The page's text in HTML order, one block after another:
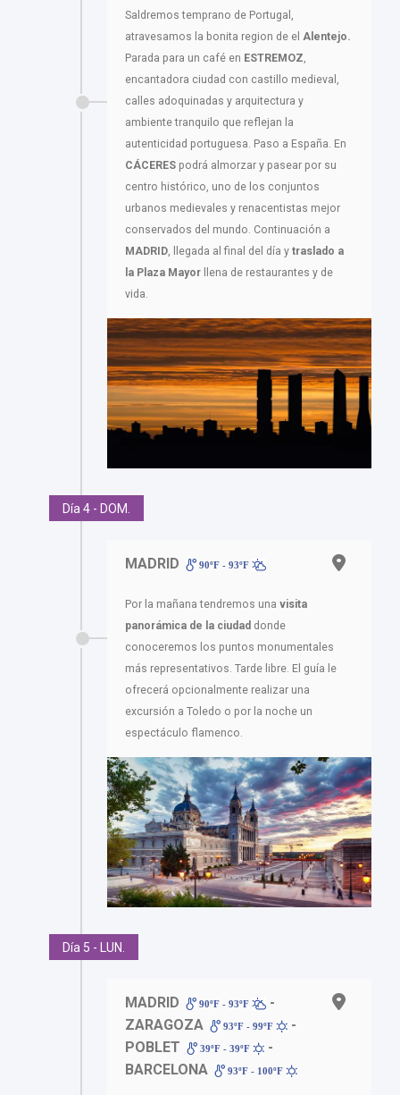
Saldremos temprano de Portugal,
atravesamos la bonita region de el Alentejo.
Parada para un café en ESTREMOZ
encantadora ciudad con castillo medieval,
calles adoquinadas y arquitectura y
ambiente tranquilo que reflejan la
autenticidad portuguesa. Paso a España. En
CÁCERES podrá almorzar y pasear por su
centro histórico, uno de los conjuntos
urbanos medievales y renacentistas mejor
conservados del mundo. Continuación a
MADRID , llegada al final del día y traslado a
la Plaza Mayor llena de restaurantes y de
vida.
Día 4 - DOM.
MADRID 90ºF - 93ºF
Por la mañana tendremos una visita
panorámica de la ciudad donde
conoceremos los puntos monumentales
más representativos. Tarde libre. El guía le
ofrecerá opcionalmente realizar una
excursión a Toledo o por la noche un
espectáculo flamenco.
Día 5 - LUN.
MADRID 90ºF - 93ºF
-
ZARAGOZA
93ºF - 99ºF
-
POBLET
39ºF - 39ºF
-
BARCELONA
93ºF - 100ºF